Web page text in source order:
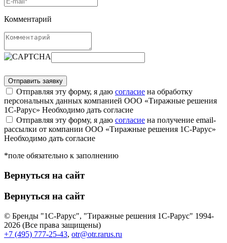
Комментарий
Отправляя эту форму, я даю согласие на обработку
персональных данных компанией ООО «Тиражные решения
1С-Рарус» Необходимо дать согласие
Отправляя эту форму, я даю согласие на получение email-
рассылки от компании ООО «Тиражные решения 1С-Рарус»
Необходимо дать согласие
*поле обязательно к заполнению
Вернуться на сайт
Вернуться на сайт
© Бренды "1С-Рарус", "Тиражные решения 1С-Рарус" 1994-
2026 (Все права защищены)
+7 (495) 777-25-43, otr@otr.rarus.ru